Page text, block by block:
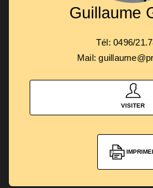
Guillaume
Tél: 0496/
Mail:
VISITER